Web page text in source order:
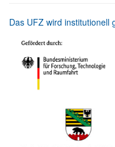
Das UFZ wird institutionell